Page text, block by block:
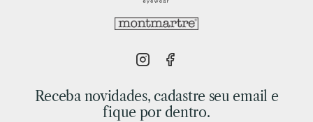
Receba novidades, cadastre seu email e
fique por dentro.